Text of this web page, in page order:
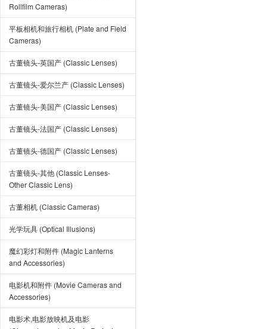
Rollfilm Cameras)
平板相机和旅行相机 (Plate and Field
Cameras)
古董镜头-英国产 (Classic Lenses)
古董镜头-爱尔兰产 (Classic Lenses)
古董镜头-美国产 (Classic Lenses)
古董镜头-法国产 (Classic Lenses)
古董镜头-德国产 (Classic Lenses)
古董镜头-其他 (Classic Lenses-
Other Classic Lens)
古董相机 (Classic Cameras)
光学玩具 (Optical Illusions)
魔幻彩灯和附件 (Magic Lanterns
and Accessories)
电影机和附件 (Movie Cameras and
Accessories)
电影术,电影放映机及电影